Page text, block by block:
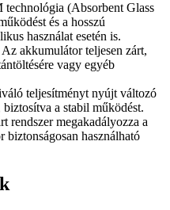
(Absorbent Glass
és a hosszú
használat esetén is.
Az akkumulátor teljesen zárt,
vagy egyéb
teljesítményt nyújt változó
a stabil működést.
rendszer megakadályozza a
biztonságosan használható